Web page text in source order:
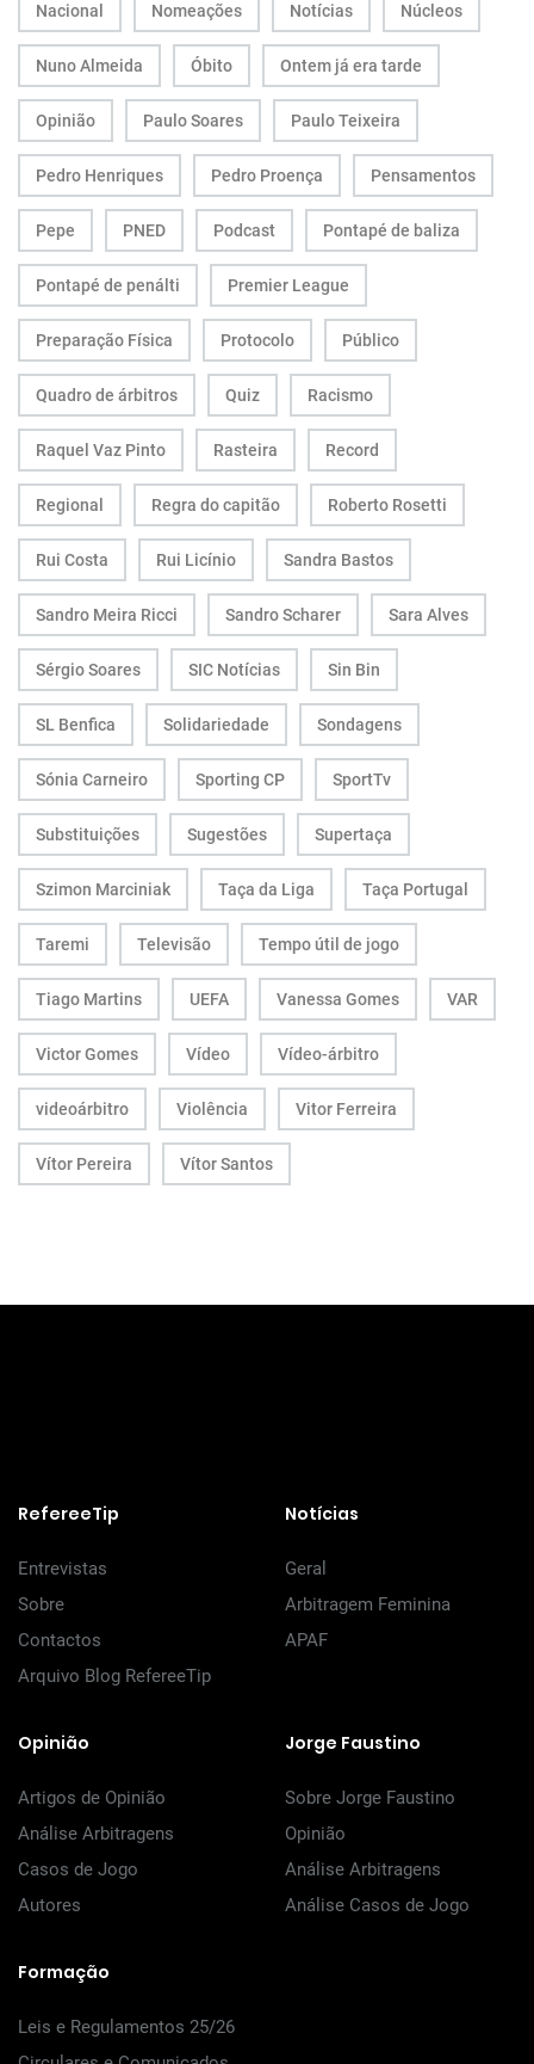
Nacional Nomeações Notícias Núcleos
Nuno Almeida Óbito Ontem já era tarde
Opinião Paulo Soares Paulo Teixeira
Pedro Henriques Pedro Proença Pensamentos
Pepe PNED Podcast Pontapé de baliza
Pontapé de penálti Premier League
Preparação Física Protocolo Público
Quadro de árbitros Quiz Racismo
Raquel Vaz Pinto Rasteira Record
Regional Regra do capitão Roberto Rosetti
Rui Costa Rui Licínio Sandra Bastos
Sandro Meira Ricci Sandro Scharer Sara Alves
Sérgio Soares SIC Notícias Sin Bin
SL Benfica Solidariedade Sondagens
Sónia Carneiro Sporting CP SportTv
Substituições Sugestões Supertaça
Szimon Marciniak Taça da Liga Taça Portugal
Taremi Televisão Tempo útil de jogo
Tiago Martins UEFA Vanessa Gomes VAR
Victor Gomes Vídeo Vídeo-árbitro
videoárbitro Violência Vitor Ferreira
Vítor Pereira Vítor Santos
RefereeTip
Entrevistas
Sobre
Contactos
Arquivo Blog RefereeTip
Notícias
Geral
Arbitragem Feminina
APAF
Opinião
Artigos de Opinião
Análise Arbitragens
Casos de Jogo
Autores
Jorge Faustino
Sobre Jorge Faustino
Opinião
Análise Arbitragens
Análise Casos de Jogo
Formação
Leis e Regulamentos 25/26